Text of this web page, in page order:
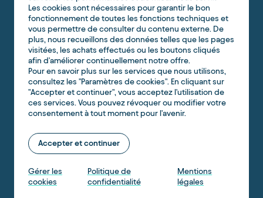
Les cookies sont nécessaires pour garantir le bon
fonctionnement de toutes les fonctions techniques et
vous permettre de consulter du contenu externe. De
plus, nous recueillons des données telles que les pages
visitées, les achats effectués ou les boutons cliqués
afin d'améliorer continuellement notre offre.
Pour en savoir plus sur les services que nous utilisons,
consultez les "Paramètres de cookies". En cliquant sur
"Accepter et continuer", vous acceptez l'utilisation de
ces services. Vous pouvez révoquer ou modifier votre
consentement à tout moment pour l'avenir.
Accepter et continuer
Gérer les
cookies
Politique de
confidentialité
Mentions
légales